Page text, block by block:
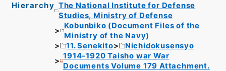
Hierarchy The National Institute for Defense
Studies, Ministry of Defense
Kobunbiko (Document Files of the
Ministry of the Navy)
11. Senekito
Nichidokusensyo
1914-1920 Taisho war War
Documents Volume 179 Attachment.